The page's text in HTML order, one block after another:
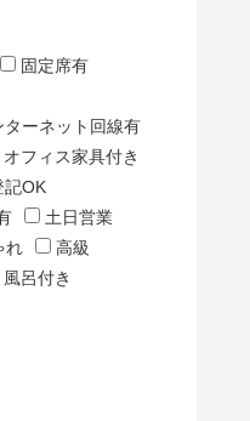
固定席有
ターネット回線有
オフィス家具付き
記OK
土日営業
れ
高級
風呂付き